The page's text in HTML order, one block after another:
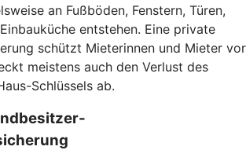
an Fußböden, Fenstern, Türen,
entstehen. Eine private
schützt Mieterinnen und Mieter vor
meistens auch den Verlust des
Schlüssels ab.